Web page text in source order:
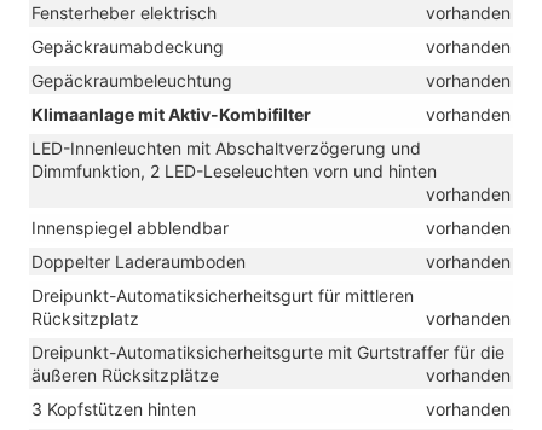
Fensterheber elektrisch
vorhanden
Gepäckraumabdeckung
vorhanden
Gepäckraumbeleuchtung
vorhanden
Klimaanlage mit Aktiv-Kombifilter
vorhanden
LED-Innenleuchten mit Abschaltverzögerung und
Dimmfunktion, 2 LED-Leseleuchten vorn und hinten
vorhanden
Innenspiegel abblendbar
vorhanden
Doppelter Laderaumboden
vorhanden
Dreipunkt-Automatiksicherheitsgurt für mittleren
Rücksitzplatz
vorhanden
Dreipunkt-Automatiksicherheitsgurte mit Gurtstraffer für die
äußeren Rücksitzplätze
vorhanden
3 Kopfstützen hinten
vorhanden